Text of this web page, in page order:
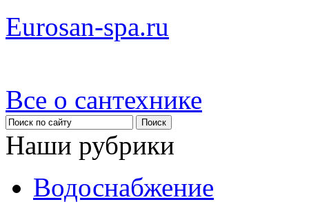
Eurosan-spa.ru
Все о сантехнике
Наши рубрики
Водоснабжение